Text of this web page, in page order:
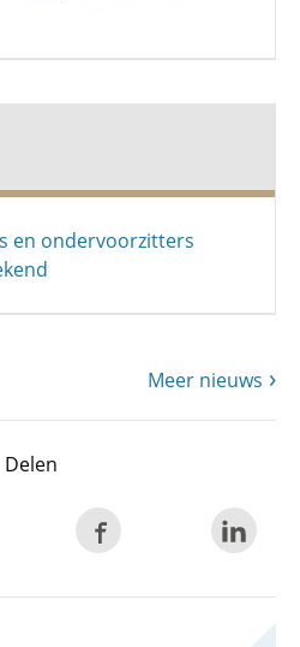
en ondervoorzitters
Meer nieuws
Delen